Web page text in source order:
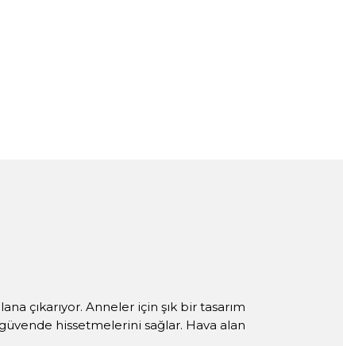
çıkarıyor. Anneler için şık bir tasarım
hissetmelerini sağlar. Hava alan